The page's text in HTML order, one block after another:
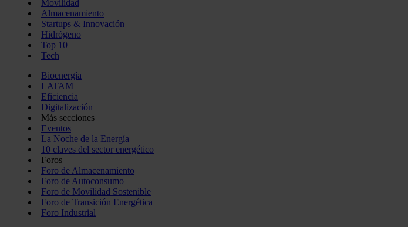
Movilidad
Almacenamiento
Startups & Innovación
Hidrógeno
Top 10
Tech
Bioenergía
LATAM
Eficiencia
Digitalización
Más secciones
Eventos
La Noche de la Energía
10 claves del sector energético
Foros
Foro de Almacenamiento
Foro de Autoconsumo
Foro de Movilidad Sostenible
Foro de Transición Energética
Foro Industrial